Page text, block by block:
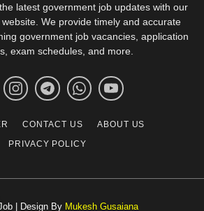
latest government job updates with our
We provide timely and accurate
government job vacancies, application
exam schedules, and more.
CONTACT US
ABOUT US
PRIVACY POLICY
| Design By Mukesh Gusaiana